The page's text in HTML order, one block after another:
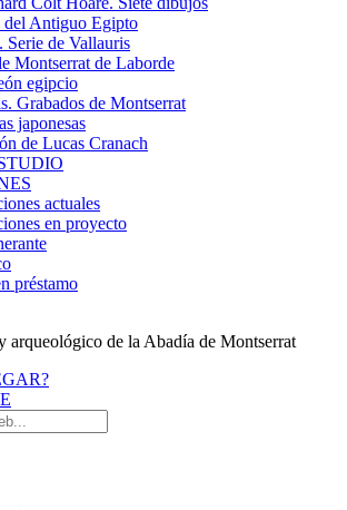
del Antiguo Egipto
Serie de Vallauris
Montserrat de Laborde
egipcio
Grabados de Montserrat
japonesas
de Lucas Cranach
actuales
en proyecto
préstamo
arqueológico de la Abadía de Montserrat